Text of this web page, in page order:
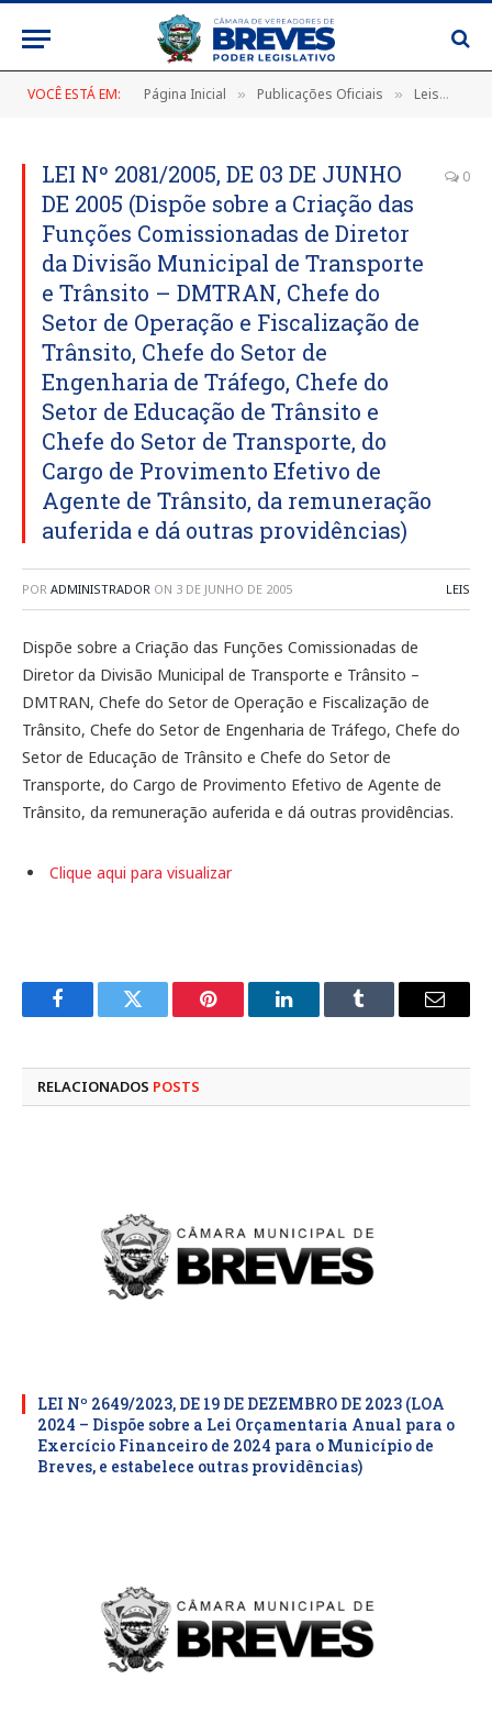
VOCÊ ESTÁ EM: Página Inicial » Publicações Oficiais » Leis
LEI Nº 2081/2005, DE 03 DE JUNHO
DE 2005 (Dispõe sobre a Criação das
Funções Comissionadas de Diretor
da Divisão Municipal de Transporte
e Trânsito – DMTRAN, Chefe do
Setor de Operação e Fiscalização de
Trânsito, Chefe do Setor de
Engenharia de Tráfego, Chefe do
Setor de Educação de Trânsito e
Chefe do Setor de Transporte, do
Cargo de Provimento Efetivo de
Agente de Trânsito, da remuneração
auferida e dá outras providências)
0
POR ADMINISTRADOR ON 3 DE JUNHO DE 2005 LEIS
Dispõe sobre a Criação das Funções Comissionadas de
Diretor da Divisão Municipal de Transporte e Trânsito –
DMTRAN, Chefe do Setor de Operação e Fiscalização de
Trânsito, Chefe do Setor de Engenharia de Tráfego, Chefe do
Setor de Educação de Trânsito e Chefe do Setor de
Transporte, do Cargo de Provimento Efetivo de Agente de
Trânsito, da remuneração auferida e dá outras providências.
Clique aqui para visualizar
FacebookTwitter Pinterest LinkedInTumblr
E-
RELACIONADOS POSTS
LEI Nº 2649/2023, DE 19 DE DEZEMBRO DE 2023 (LOA
2024 – Dispõe sobre a Lei Orçamentaria Anual para o
Exercício Financeiro de 2024 para o Município de
Breves, e estabelece outras providências)